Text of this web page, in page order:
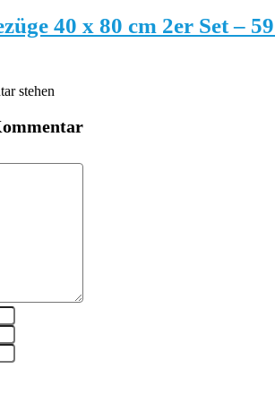
40 x 80 cm 2er Set –
stehen